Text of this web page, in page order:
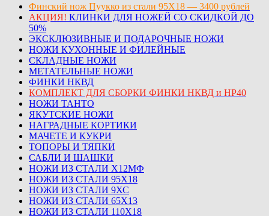
Финский нож Пуукко из стали 95Х18 — 3400 рублей
АКЦИЯ! КЛИНКИ ДЛЯ НОЖЕЙ СО СКИДКОЙ ДО
50%
ЭКСКЛЮЗИВНЫЕ И ПОДАРОЧНЫЕ НОЖИ
НОЖИ КУХОННЫЕ И ФИЛЕЙНЫЕ
СКЛАДНЫЕ НОЖИ
МЕТАТЕЛЬНЫЕ НОЖИ
ФИНКИ НКВД
КОМПЛЕКТ ДЛЯ СБОРКИ ФИНКИ НКВД и НР40
НОЖИ ТАНТО
ЯКУТСКИЕ НОЖИ
НАГРАДНЫЕ КОРТИКИ
МАЧЕТЕ И КУКРИ
ТОПОРЫ И ТЯПКИ
САБЛИ И ШАШКИ
НОЖИ ИЗ СТАЛИ Х12МФ
НОЖИ ИЗ СТАЛИ 95Х18
НОЖИ ИЗ СТАЛИ 9ХС
НОЖИ ИЗ СТАЛИ 65Х13
НОЖИ ИЗ СТАЛИ 110Х18